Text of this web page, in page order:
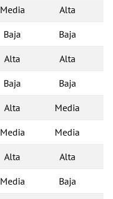
Media Alta
Baja Baja
Alta Alta
Baja Baja
Alta Media
Media Media
Alta Alta
Media Baja